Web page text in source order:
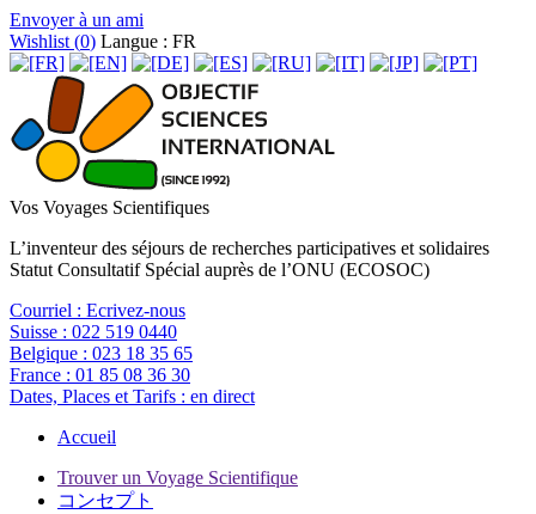
Envoyer à un ami
Wishlist (0) Langue : FR
Vos Voyages Scientifiques
L’inventeur des séjours de recherches participatives et solidaires
Statut Consultatif Spécial auprès de l’ONU (ECOSOC)
Courriel : Ecrivez-nous
Suisse : 022 519 0440
Belgique : 023 18 35 65
France : 01 85 08 36 30
Dates, Places et Tarifs : en direct
Accueil
Trouver un Voyage Scientifique
コンセプト